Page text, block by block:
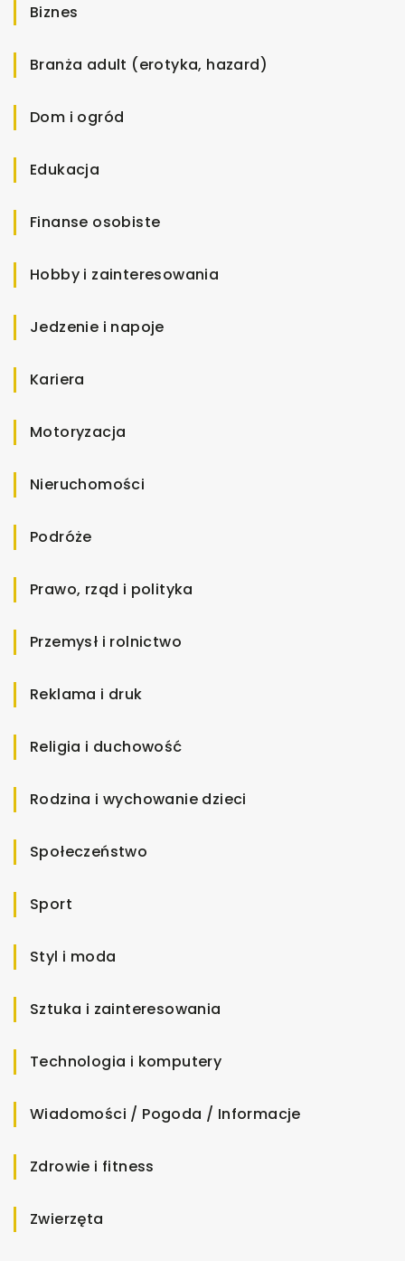
Biznes
Branża adult (erotyka, hazard)
Dom i ogród
Edukacja
Finanse osobiste
Hobby i zainteresowania
Jedzenie i napoje
Kariera
Motoryzacja
Nieruchomości
Podróże
Prawo, rząd i polityka
Przemysł i rolnictwo
Reklama i druk
Religia i duchowość
Rodzina i wychowanie dzieci
Społeczeństwo
Sport
Styl i moda
Sztuka i zainteresowania
Technologia i komputery
Wiadomości / Pogoda / Informacje
Zdrowie i fitness
Zwierzęta